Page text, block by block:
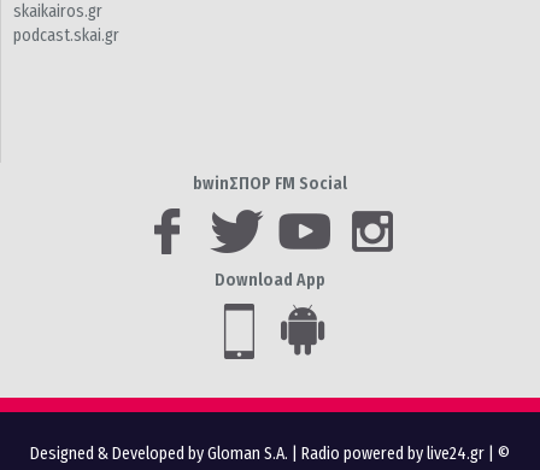
skaikairos.gr
podcast.skai.gr
bwinΣΠΟΡ FM Social
Download App
Designed & Developed by Gloman S.A. Radio powered by live24.gr | ©